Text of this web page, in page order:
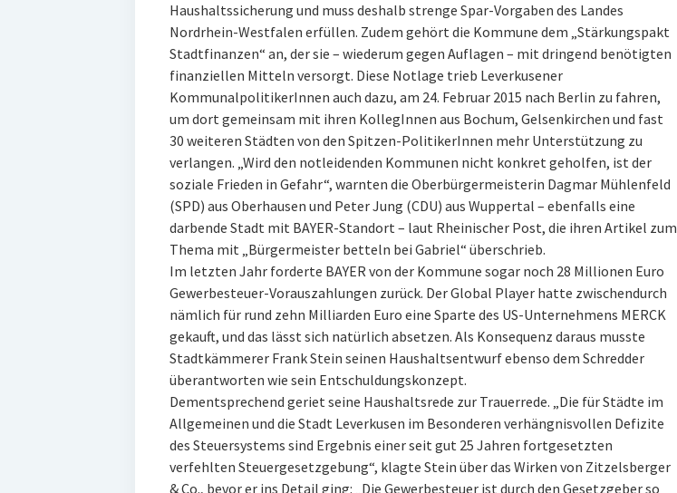
Haushaltssicherung und muss deshalb strenge Spar-Vorgaben des Landes
Nordrhein-Westfalen erfüllen. Zudem gehört die Kommune dem „Stärkungspakt
Stadtfinanzen“ an, der sie – wiederum gegen Auflagen – mit dringend benötigten
finanziellen Mitteln versorgt. Diese Notlage trieb Leverkusener
KommunalpolitikerInnen auch dazu, am 24. Februar 2015 nach Berlin zu fahren,
um dort gemeinsam mit ihren KollegInnen aus Bochum, Gelsenkirchen und fast
30 weiteren Städten von den Spitzen-PolitikerInnen mehr Unterstützung zu
verlangen. „Wird den notleidenden Kommunen nicht konkret geholfen, ist der
soziale Frieden in Gefahr“, warnten die Oberbürgermeisterin Dagmar Mühlenfeld
(SPD) aus Oberhausen und Peter Jung (CDU) aus Wuppertal – ebenfalls eine
darbende Stadt mit BAYER-Standort – laut Rheinischer Post, die ihren Artikel zum
Thema mit „Bürgermeister betteln bei Gabriel“ überschrieb.
Im letzten Jahr forderte BAYER von der Kommune sogar noch 28 Millionen Euro
Gewerbesteuer-Vorauszahlungen zurück. Der Global Player hatte zwischendurch
nämlich für rund zehn Milliarden Euro eine Sparte des US-Unternehmens MERCK
gekauft, und das lässt sich natürlich absetzen. Als Konsequenz daraus musste
Stadtkämmerer Frank Stein seinen Haushaltsentwurf ebenso dem Schredder
überantworten wie sein Entschuldungskonzept.
Dementsprechend geriet seine Haushaltsrede zur Trauerrede. „Die für Städte im
Allgemeinen und die Stadt Leverkusen im Besonderen verhängnisvollen Defizite
des Steuersystems sind Ergebnis einer seit gut 25 Jahren fortgesetzten
verfehlten Steuergesetzgebung“, klagte Stein über das Wirken von Zitzelsberger
& Co., bevor er ins Detail ging: „Die Gewerbesteuer ist durch den Gesetzgeber so